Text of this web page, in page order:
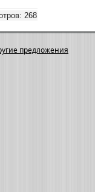
268
предложения